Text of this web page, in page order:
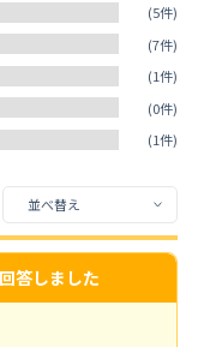
(5件)
(7件)
(1件)
(0件)
(1件)
答しました